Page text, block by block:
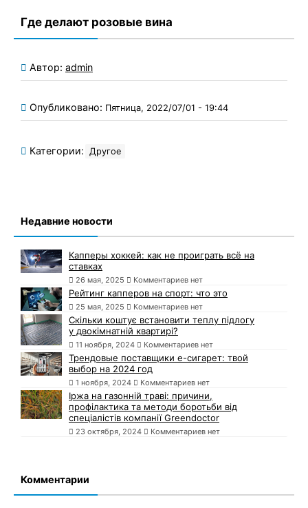
Где делают розовые вина
Автор: admin
Опубликовано: Пятница, 2022/07/01 - 19:44
Категории: Другое
Недавние новости
Капперы хоккей: как не проиграть всё на
ставках
26 мая, 2025 Комментариев нет
Рейтинг капперов на спорт: что это
25 мая, 2025 Комментариев нет
Скільки коштує встановити теплу підлогу
у двокімнатній квартирі?
11 ноября, 2024 Комментариев нет
Трендовые поставщики e-сигарет: твой
выбор на 2024 год
1 ноября, 2024 Комментариев нет
Іржа на газонній траві: причини,
профілактика та методи боротьби від
спеціалістів компанії Greendoctor
23 октября, 2024 Комментариев нет
Комментарии